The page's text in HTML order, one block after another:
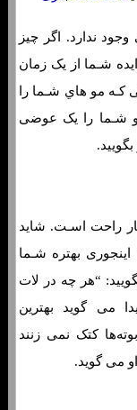
ندارد. اگر چیز
شـما از یک زمان
کـه مو هاي شـما را
شـما را یک عوضی
راحت اسـت. شاید
بهتره شـما
“هر چه در لات
می گوید بهترین
کتک نمی زنند
می گوید.